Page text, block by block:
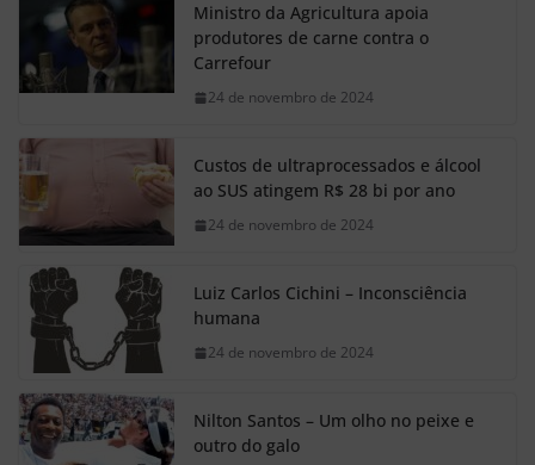
Ministro da Agricultura apoia
produtores de carne contra o
Carrefour
24 de novembro de 2024
Custos de ultraprocessados e álcool
ao SUS atingem R$ 28 bi por ano
24 de novembro de 2024
Luiz Carlos Cichini – Inconsciência
humana
24 de novembro de 2024
Nilton Santos – Um olho no peixe e
outro do galo